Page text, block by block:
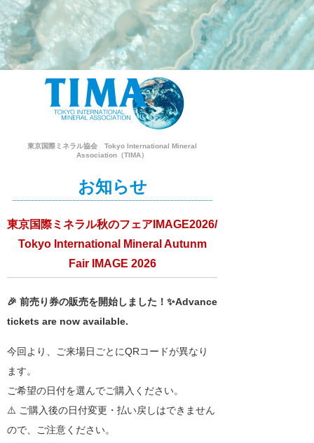
東京国際ミネラル協会 Tokyo International Mineral
Association（TIMA）
お知らせ
東京国際ミネラル秋のフェアIMAGE2026/
Tokyo International Mineral Autunm
Fair IMAGE 2026
🎉 前売り券の販売を開始しました！✨Advance
tickets are now available.
今回より、ご来場日ごとにQRコードが異なり
ます。
ご希望の日付を選んでご購入ください。
⚠️ ご購入後の日付変更・払い戻しはできません
ので、ご注意ください。